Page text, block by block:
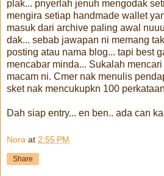
plak... pnyerlah jenuh mengodak
mengira setiap handmade wallet
masuk dari archive paling awal
dak... sebab jawapan ni memang
posting atau nama blog... tapi best
mencabar minda... Sukalah
macam ni. Cmer nak menulis
sket nak mencukupkn 100
Dah siap entry... en ben.. ada can
Nora at 2:55 PM
Share